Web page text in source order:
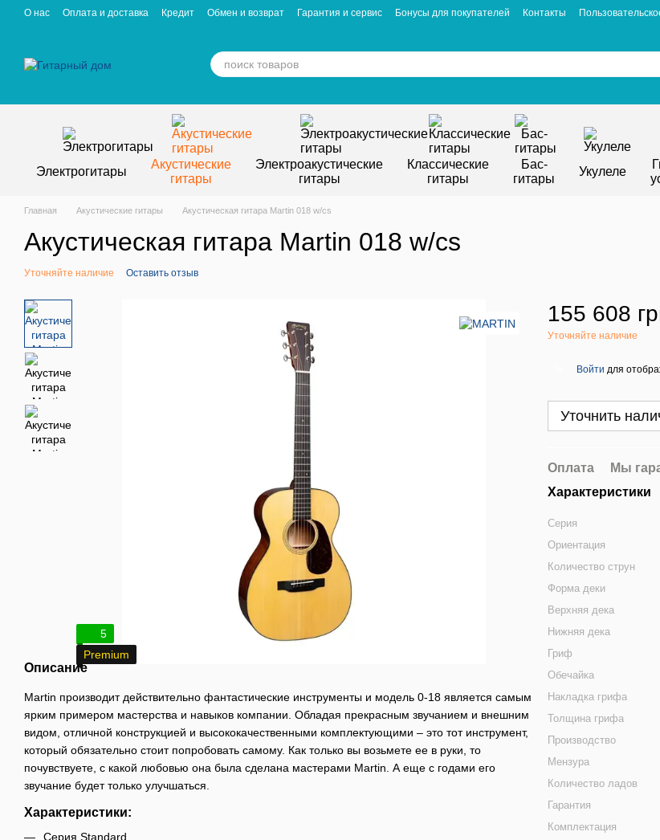
Перейти к основному контенту
О нас Оплата и доставка Кредит Обмен и возврат Гарантия и сервис Бонусы для покупателей Контакты
Электрогитары
Акустические
гитары
Электроакустические
гитары
Классические
гитары
Бас-
гитары
Укулеле
Главная Акустические гитары Акустическая гитара Martin 018 w/cs
Акустическая гитара Martin 018 w/cs
Уточняйте наличие Оставить отзыв
5
Premium
Описание
Martin производит действительно фантастические инструменты и модель 0-18 является самым
ярким примером мастерства и навыков компании. Обладая прекрасным звучанием и внешним
видом, отличной конструкцией и высококачественными комплектующими – это тот инструмент,
который обязательно стоит попробовать самому. Как только вы возьмете ее в руки, то
почувствуете, с какой любовью она была сделана мастерами Martin. А еще с годами его
звучание будет только улучшаться.
Характеристики:
Серия Standard
155 608
Уточняйте наличие
Войти для
Уточнить
Оплата Мы
Характеристики
Серия
Ориентация
Количество струн
Форма деки
Верхняя дека
Нижняя дека
Гриф
Обечайка
Накладка грифа
Толщина грифа
Производство
Мензура
Количество ладов
Гарантия
Комплектация